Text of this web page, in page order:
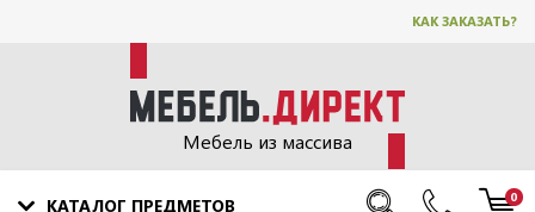
КАК ЗАКАЗАТЬ?
Мебель из массива
КАТАЛОГ ПРЕДМЕТОВ 0